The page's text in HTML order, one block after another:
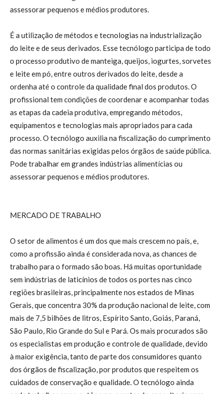
assessorar pequenos e médios produtores.
É a utilização de métodos e tecnologias na industrialização
do leite e de seus derivados. Esse tecnólogo participa de todo
o processo produtivo de manteiga, queijos, iogurtes, sorvetes
e leite em pó, entre outros derivados do leite, desde a
ordenha até o controle da qualidade final dos produtos. O
profissional tem condições de coordenar e acompanhar todas
as etapas da cadeia produtiva, empregando métodos,
equipamentos e tecnologias mais apropriados para cada
processo. O tecnólogo auxilia na fiscalização do cumprimento
das normas sanitárias exigidas pelos órgãos de saúde pública.
Pode trabalhar em grandes indústrias alimentícias ou
assessorar pequenos e médios produtores.
MERCADO DE TRABALHO
O setor de alimentos é um dos que mais crescem no país, e,
como a profissão ainda é considerada nova, as chances de
trabalho para o formado são boas. Há muitas oportunidade
sem indústrias de laticínios de todos os portes nas cinco
regiões brasileiras, principalmente nos estados de Minas
Gerais, que concentra 30% da produção nacional de leite, com
mais de 7,5 bilhões de litros, Espírito Santo, Goiás, Paraná,
São Paulo, Rio Grande do Sul e Pará. Os mais procurados são
os especialistas em produção e controle de qualidade, devido
à maior exigência, tanto de parte dos consumidores quanto
dos órgãos de fiscalização, por produtos que respeitem os
cuidados de conservação e qualidade. O tecnólogo ainda